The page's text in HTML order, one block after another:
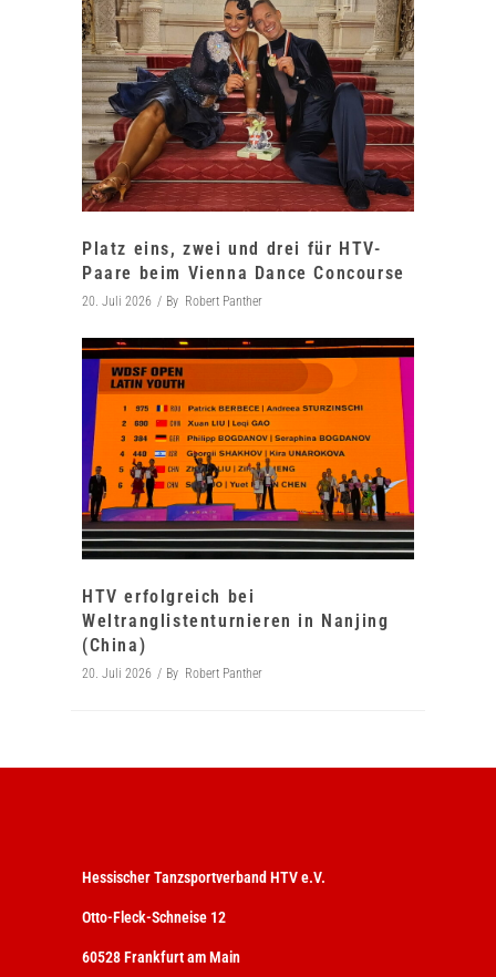
Platz eins, zwei und drei für HTV-
Paare beim Vienna Dance Concourse
20. Juli 2026 By Robert Panther
HTV erfolgreich bei
Weltranglistenturnieren in Nanjing
(China)
20. Juli 2026 By Robert Panther
Hessischer Tanzsportverband HTV e.V.
Otto-Fleck-Schneise 12
60528 Frankfurt am Main